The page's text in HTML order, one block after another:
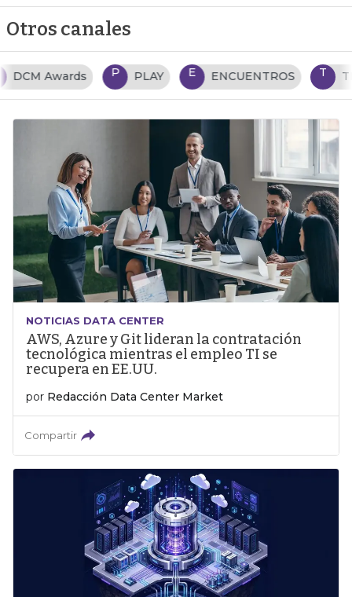
Otros canales
P PLAY E ENCUENTROS T TENDENCIAS TI
NOTICIAS DATA CENTER
AWS, Azure y Git lideran la contratación
tecnológica mientras el empleo TI se
recupera en EE.UU.
por Redacción Data Center Market
Compartir